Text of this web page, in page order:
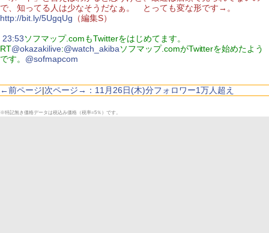
で、知ってる人は少なそうだなぁ。 とっても変な形です→。
http://bit.ly/5UgqUg （編集S）
23:53ソフマップ.comもTwitterをはじめてます。
RT@okazakilive:@watch_akibaソフマップ.comがTwitterを始めたよう
です。 @sofmapcom
←前ページ|次ページ→：11月26日(木)分フォロワー1万人超え
※特記無き価格データは税込み価格（税率=5％）です。